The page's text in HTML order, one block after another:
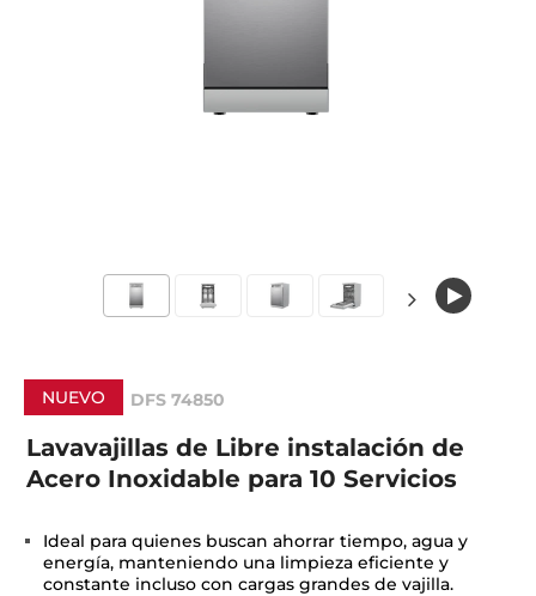
NUEVO DFS 74850
Lavavajillas de Libre instalación de
Acero Inoxidable para 10 Servicios
Ideal para quienes buscan ahorrar tiempo, agua y
energía, manteniendo una limpieza eficiente y
constante incluso con cargas grandes de vajilla.